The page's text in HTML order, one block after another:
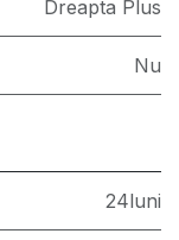
Dreapta Plus
Nu
24luni